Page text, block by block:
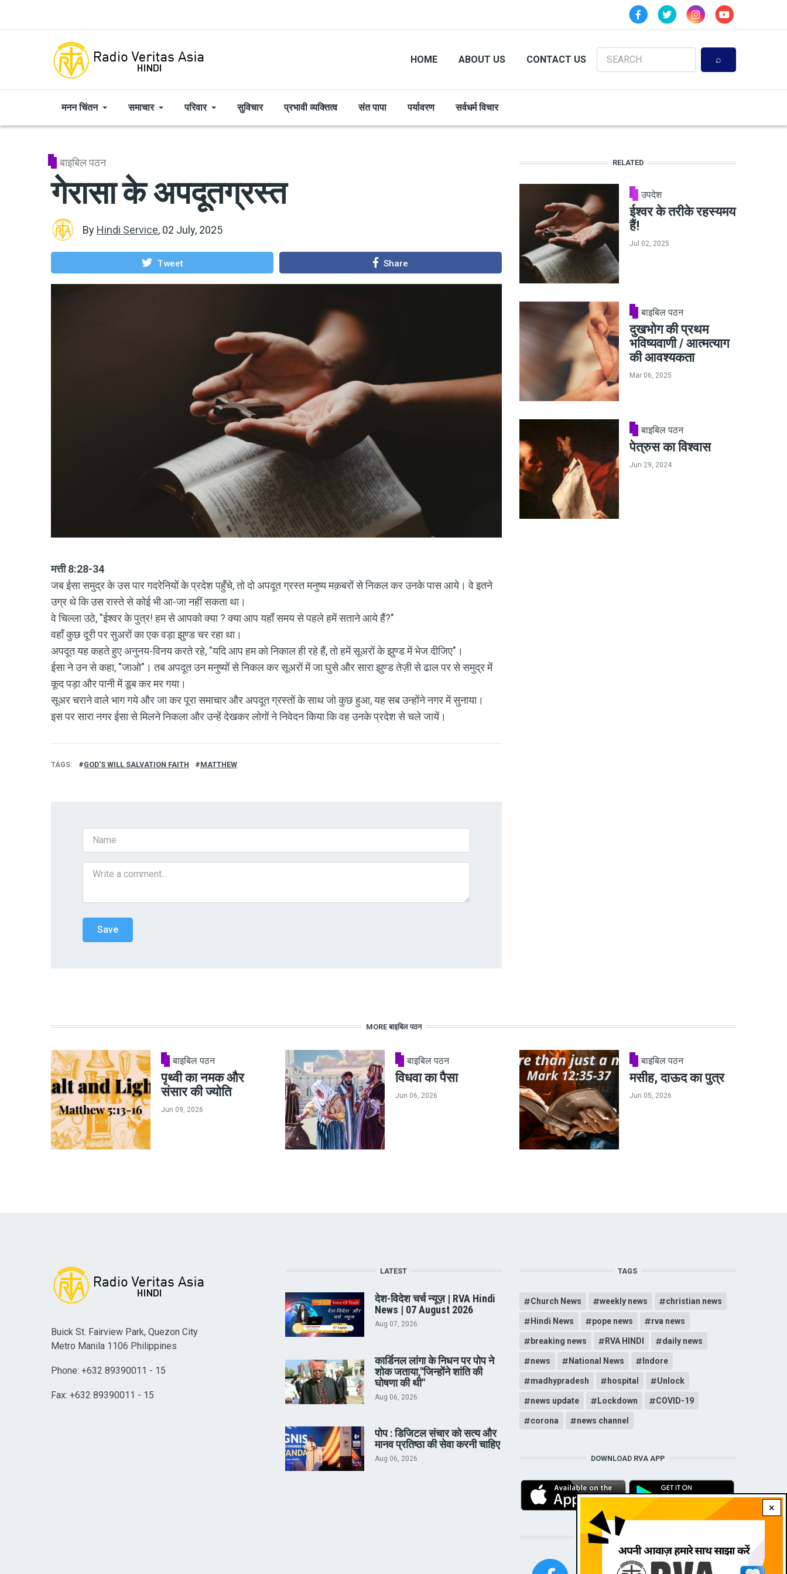
HOME ABOUT US CONTACT US
Search
मनन चिंतन समाचार परिवार सुविचार प्रभावी व्यक्तित्व संत पापा पर्यावरण सर्वधर्म विचार
बाइबिल पठन
गेरासा के अपदूतग्रस्त
By Hindi Service, 02 July, 2025
Tweet Share
मत्ती 8:28-34
जब ईसा समुद्र के उस पार गदरेनियों के प्रदेश पहुँचे, तो दो अपदूत ग्रस्त मनुष्य मक़बरों से निकल कर उनके पास आये। वे इतने
उग्र थे कि उस रास्ते से कोई भी आ-जा नहीं सकता था।
वे चिल्ला उठे, "ईश्वर के पुत्र! हम से आपको क्या ? क्या आप यहाँ समय से पहले हमें सताने आये हैं?"
वहाँ कुछ दूरी पर सुअरों का एक वड़ा झुण्ड चर रहा था।
अपदूत यह कहते हुए अनुनय-विनय करते रहे, "यदि आप हम को निकाल ही रहे हैं, तो हमें सूअरों के झुण्ड में भेज दीजिए"।
ईसा ने उन से कहा, "जाओ"। तब अपदूत उन मनुष्यों से निकल कर सूअरों में जा घुसे और सारा झुण्ड तेज़ी से ढाल पर से समुद्र में
कूद पड़ा और पानी में डूब कर मर गया।
सूअर चराने वाले भाग गये और जा कर पूरा समाचार और अपदूत ग्रस्तों के साथ जो कुछ हुआ, यह सब उन्होंने नगर में सुनाया।
इस पर सारा नगर ईसा से मिलने निकला और उन्हें देखकर लोगों ने निवेदन किया कि वह उनके प्रदेश से चले जायें।
TAGS GOD'S WILL SALVATION FAITH MATTHEW
RELATED
उपदेश
ईश्वर के तरीके रहस्यमय
हैं!
Jul 02, 2025
बाइबिल पठन
दुखभोग की प्रथम
भविष्यवाणी / आत्मत्याग
की आवश्यकता
Mar 06, 2025
बाइबिल पठन
पेत्रुस का विश्वास
Jun 29, 2024
MORE बाइबिल पठन
बाइबिल पठन
पृथ्वी का नमक और
संसार की ज्योति
Jun 09, 2026
बाइबिल पठन
विधवा का पैसा
Jun 06, 2026
बाइबिल पठन
मसीह, दाऊद का पुत्र
Jun 05, 2026
×
Buick St. Fairview Park, Quezon City
Metro Manila 1106 Philippines
Phone: +632 89390011 - 15
Fax: +632 89390011 - 15
LATEST
देश-विदेश चर्च न्यूज़ | RVA Hindi
News | 07 August 2026
Aug 07, 2026
कार्डिनल लांगा के निधन पर पोप ने
शोक जताया,"जिन्होंने शांति की
घोषणा की थी"
Aug 06, 2026
पोप : डिजिटल संचार को सत्य और
मानव प्रतिष्ठा की सेवा करनी चाहिए
Aug 06, 2026
TAGS
Church News weekly news christian news
Hindi News pope news rva news
breaking news RVA HINDI daily news
news National News Indore
madhypradesh hospital Unlock
news update Lockdown COVID-19
corona news channel
DOWNLOAD RVA APP
STAY CONNECTED WITH US!